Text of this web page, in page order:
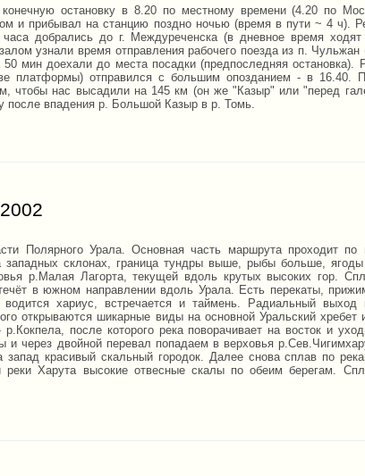
остановку в 8.20 по местному времени (4.20 по
и прибывал на станцию поздно ночью (время в пути ~ 4 ч).
часа добрались до г. Междуреченска (в дневное время
узнали время отправления рабочего поезда из п. Чульжан
мин доехали до места посадки (предпоследняя остановка).
платформы) отправился с большим опозданием - в 16.40.
чтобы нас высадили на 145 км (он же "Казыр" или "перед
после впадения р. Большой Казыр в р. Томь.
Полярного Урала. Основная часть маршрута проходит по
склонах, граница тундры выше, рыбы больше, ягоды
р.Малая Лагорта, текущей вдоль крутых высоких гор.
в южном направлении вдоль Урала. Есть перекаты,
хариус, встречается и таймень. Радиальный выход
открываются шикарные виды на основной Уральский хребет
после которого река поворачивает на восток и
и через двойной перевал попадаем в верховья
красивый скальный городок. Далее снова сплав по
Харута высокие отвесные скалы по обеим берегам.